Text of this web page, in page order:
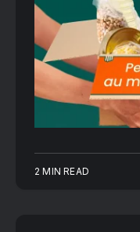
2 MIN READ